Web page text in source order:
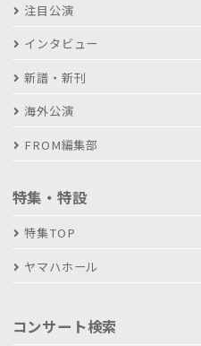
注目公演
インタビュー
新譜・新刊
海外公演
FROM編集部
特集・特設
特集TOP
ヤマハホール
コンサート検索